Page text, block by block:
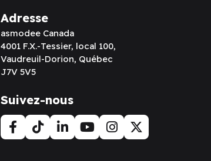
Adresse
asmodee Canada
4001 F.X.-Tessier, local 100,
Vaudreuil-Dorion, Québec
J7V 5V5
Suivez-nous